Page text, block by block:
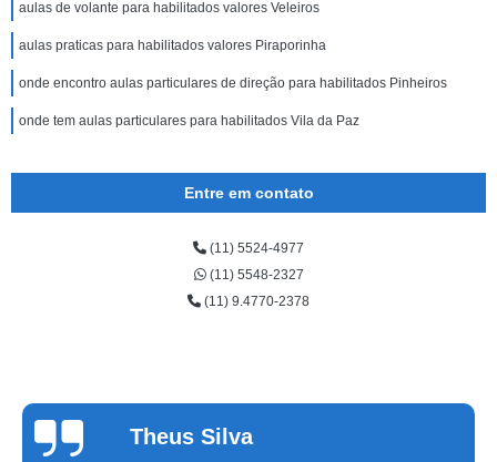
aulas de volante para habilitados valores Veleiros
aulas praticas para habilitados valores Piraporinha
onde encontro aulas particulares de direção para habilitados Pinheiros
onde tem aulas particulares para habilitados Vila da Paz
Entre em contato
(11) 5524-4977
(11) 5548-2327
(11) 9.4770-2378
Cinthia
Alvarenga